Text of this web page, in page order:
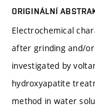
ORIGINÁLNÍ
Electrochemical
after grinding and/
investigated by
hydroxyapatite
method in water